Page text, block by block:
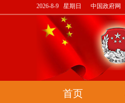
2026-8-9 星期日 中国政府网
首页